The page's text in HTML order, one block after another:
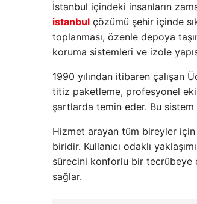
İstanbul içindeki insanların
istanbul çözümü şehir içinde
toplanması, özenle depoya
koruma sistemleri ve izole
1990 yılından itibaren çalışan
titiz paketleme, profesyonel
şartlarda temin eder. Bu
Hizmet arayan tüm bireyler için
biridir. Kullanıcı odaklı
sürecini konforlu bir tecrübeye
sağlar.